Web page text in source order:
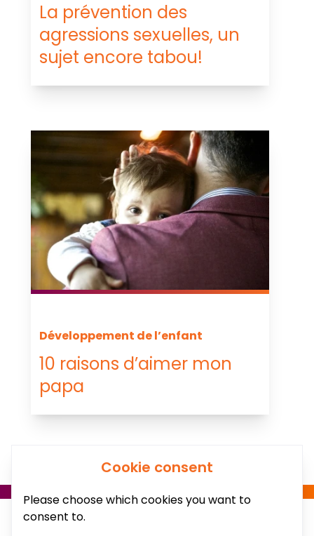
La prévention des
agressions sexuelles, un
sujet encore tabou!
Développement de l’enfant
10 raisons d’aimer mon
papa
Cookie consent
Please choose which cookies you want to
consent to.